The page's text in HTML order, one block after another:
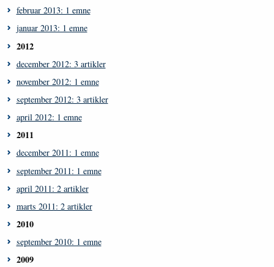
februar 2013: 1 emne
januar 2013: 1 emne
2012
december 2012: 3 artikler
november 2012: 1 emne
september 2012: 3 artikler
april 2012: 1 emne
2011
december 2011: 1 emne
september 2011: 1 emne
april 2011: 2 artikler
marts 2011: 2 artikler
2010
september 2010: 1 emne
2009